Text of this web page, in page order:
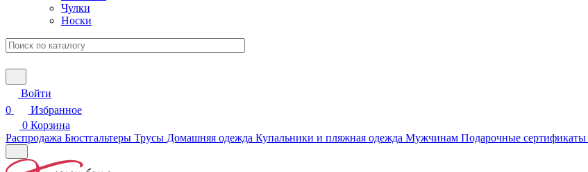
Чулки
Носки
Войти
0
Избранное
0 Корзина
Распродажа Бюстгальтеры Трусы Домашняя одежда Купальники и пляжная одежда Мужчинам Подарочные сертификаты